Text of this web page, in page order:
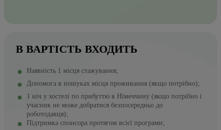
В ВАРТІСТЬ ВХОДИТЬ
Наявність 1 місця стажування;
Допомога в пошуках місця проживання (якщо потрібно);
1 ніч у хостелі по прибуттю в Німеччину (якщо потрібно і
учасник не може добратися безпосередньо до
роботодавця);
Підтримка спонсора протягом всієї програми;